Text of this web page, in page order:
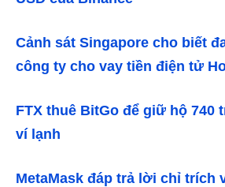
Cảnh sát Singapore cho biết
công ty cho vay tiền điện tử
FTX thuê BitGo để giữ hộ 740
ví lạnh
MetaMask đáp trả lời chỉ trích